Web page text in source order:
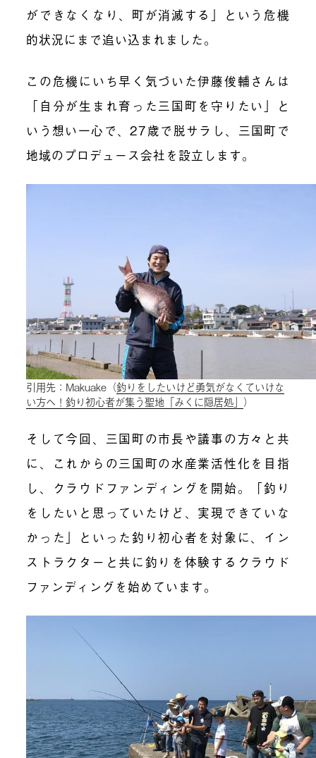
ができなくなり、町が消滅する」という危機
的状況にまで追い込まれました。
この危機にいち早く気づいた伊藤俊輔さんは
「自分が生まれ育った三国町を守りたい」と
いう想い一心で、27歳で脱サラし、三国町で
地域のプロデュース会社を設立します。
引用先：Makuake（釣りをしたいけど勇気がなくていけな
い方へ！釣り初心者が集う聖地「みくに隠居処」 ）
そして今回、三国町の市長や議事の方々と共
に、これからの三国町の水産業活性化を目指
し、クラウドファンディングを開始。「釣り
をしたいと思っていたけど、実現できていな
かった」といった釣り初心者を対象に、イン
ストラクターと共に釣りを体験するクラウド
ファンディングを始めています。